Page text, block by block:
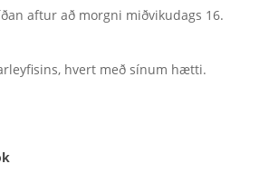
aftur að morgni miðvikudags 16.
hvert með sínum hætti.